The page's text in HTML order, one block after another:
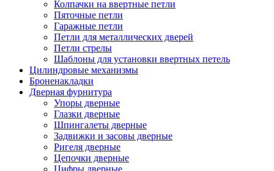
Колпачки на ввертные петли
Пяточные петли
Гаражные петли
Петли для металлических дверей
Петли стрелы
Шаблоны для установки ввертных петель
Цилиндровые механизмы
Броненакладки
Дверная фурнитура
Упоры дверные
Глазки дверные
Шпингалеты дверные
Задвижки и засовы дверные
Ригеля дверные
Цепочки дверные
Цифры дверные